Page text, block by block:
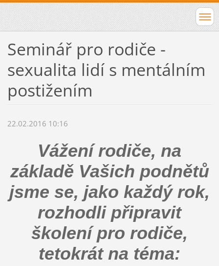
Seminář pro rodiče -
sexualita lidí s mentálním
postižením
22.02.2016 10:16
Vážení rodiče, na
základě Vašich podnětů
jsme se, jako každý rok,
rozhodli připravit
školení pro rodiče,
tetokrát na téma: